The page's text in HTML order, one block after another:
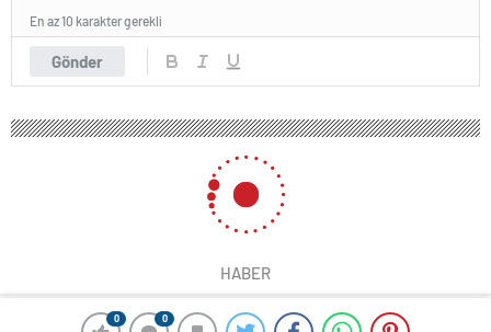
0 0
Gönder
En az 10 karakter gerekli
0 0